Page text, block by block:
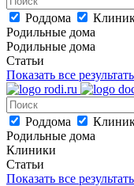
Роддома
Родильные дома
Родильные дома
Статьи
Показать все
Роддома
Родильные дома
Клиники
Статьи
Показать все